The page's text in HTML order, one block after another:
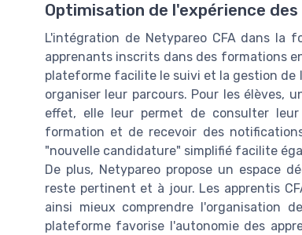
Optimisation de l'expérience
L'intégration de Netypareo CFA dans la
apprenants inscrits dans des formations
plateforme facilite le suivi et la gestion de
organiser leur parcours. Pour les élèves,
effet, elle leur permet de consulter
formation et de recevoir des
"nouvelle candidature" simplifié facilite
De plus, Netypareo propose un espace
reste pertinent et à jour. Les apprentis
ainsi mieux comprendre l'organisation
plateforme favorise l'autonomie des